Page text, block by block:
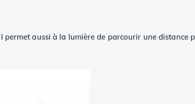
aussi à la lumière de parcourir une distance